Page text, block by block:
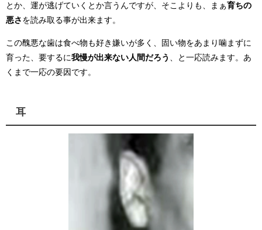
とか、運が逃げていくとか言うんですが、そこよりも、まぁ育ちの
悪さ を読み取る事が出来ます。
この醜悪な歯は食べ物も好き嫌いが多く、固い物をあまり噛まずに
育った、要するに我慢が出来ない人間だろう
、と一応読みます。あ
くまで一応の要因です。
耳